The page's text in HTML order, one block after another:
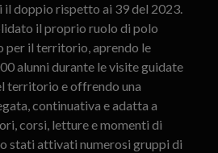
il doppio rispetto ai 39 del 2023.
il proprio ruolo di polo
per il territorio, aprendo le
alunni durante le visite guidate
territorio e offrendo una
continuativa e adatta a
corsi, letture e momenti di
stati attivati numerosi gruppi di